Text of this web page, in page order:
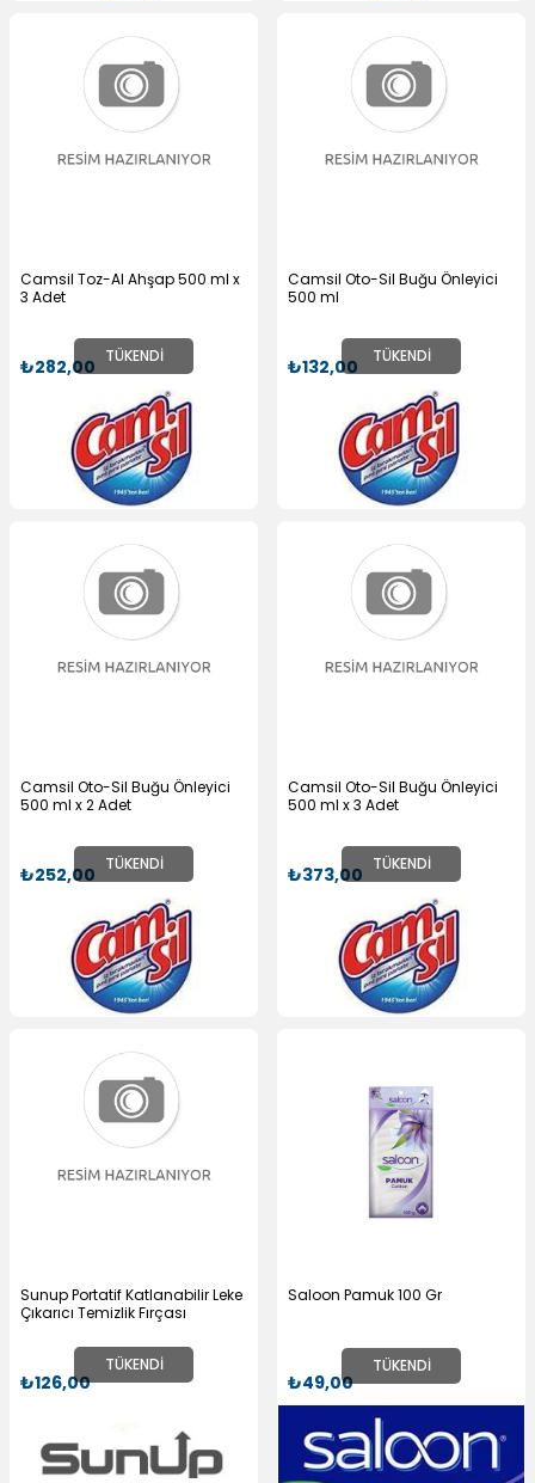
TÜKENDI
Camsil Toz-Al Ahşap 500 ml x
3 Adet
₺282,00 TÜKENDI
Camsil Oto-Sil Buğu Önleyici
500 ml
₺132,00
TÜKENDI
Camsil Oto-Sil Buğu Önleyici
500 ml x 2 Adet
₺252,00 TÜKENDI
Camsil Oto-Sil Buğu Önleyici
500 ml x 3 Adet
₺373,00
TÜKENDI
Sunup Portatif Katlanabilir Leke
Çıkarıcı Temizlik Fırçası
₺126,00
TÜKENDI
Saloon Pamuk 100 Gr
₺49,00